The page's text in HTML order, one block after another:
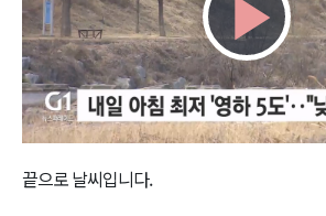
끝으로 날씨입니다.